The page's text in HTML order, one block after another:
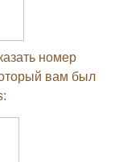
номер
вам был